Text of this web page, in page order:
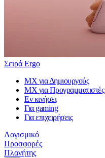
Σειρά Ergo
MX για Δημιουργούς
MX για Προγραμματιστές
Εν κινήσει
Για gaming
Για επιχειρήσεις
Λογισμικό
Προσφορές
Πλανήτης